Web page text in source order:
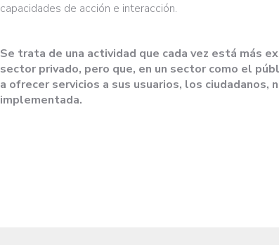
capacidades de acción e interacción.
Se trata de una actividad que cada vez está más
sector privado, pero que, en un sector como el
a ofrecer servicios a sus usuarios, los ciudadanos,
implementada.